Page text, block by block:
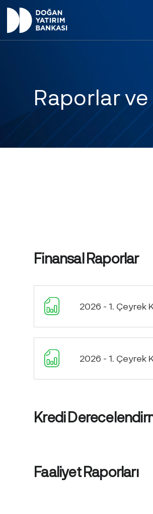
Raporlar
Finansal Raporlar
2026 - 1. Çeyrek
2026 - 1. Çeyrek
Kredi
Faaliyet Raporları